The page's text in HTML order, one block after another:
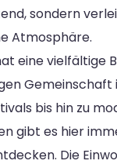
sondern
Atmosphäre.
eine vielfältige
Gemeinschaft
bis hin zu
gibt es hier
Die